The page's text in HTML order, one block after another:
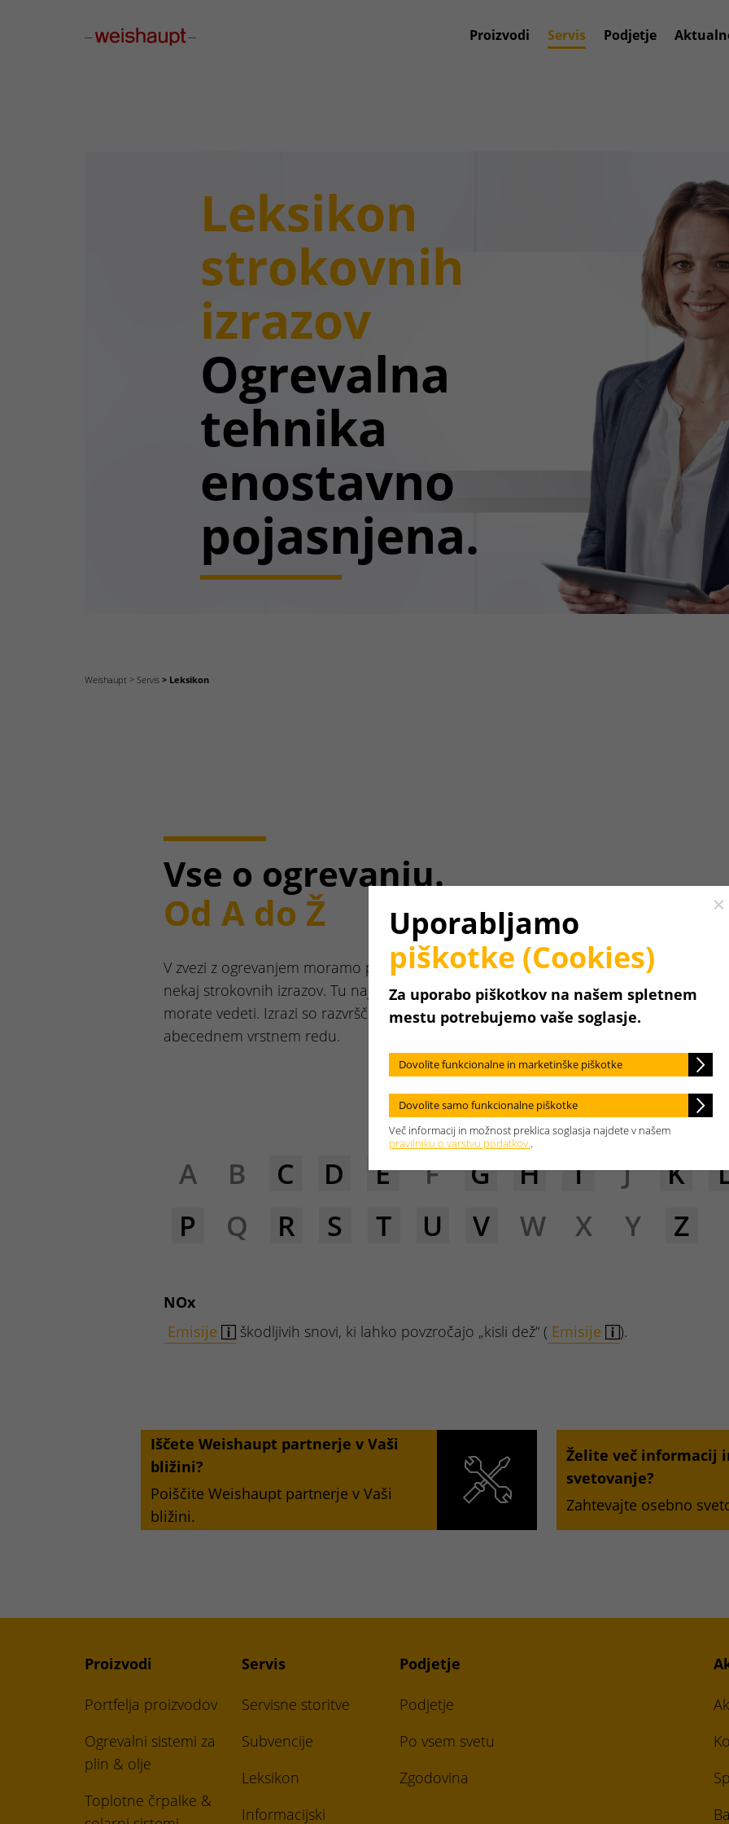
Proizvodi Servis Podjetje
Leksikon
strokovnih
izrazov
Ogrevalna
tehnika
enostavno
pojasnjena.
Weishaupt Servis Leksikon
Vse o ogrevanju.
Od A do Ž
V zvezi z ogrevanjem moramo pojasniti
nekaj strokovnih izrazov. Tu najdete vse, kar
morate vedeti. Izrazi so razvrščeni po
abecednem vrstnem redu.
A B C D E F G H I J K
P
Q R S T U V W X Y Z
NOx
Emisije
škodljivih snovi, ki lahko povzročajo „kisli dež“ ( Emisije ).
Iščete Weishaupt partnerje v Vaši
bližini?
Poiščite Weishaupt partnerje v Vaši
bližini.
Želite več informacij
svetovanje?
Zahtevajte osebno
Proizvodi
Portfelja proizvodov
Ogrevalni sistemi za
plin & olje
Toplotne črpalke &
Servis
Servisne storitve
Subvencije
Leksikon
Informacijski
Podjetje
Podjetje
Po vsem svetu
Zgodovina
Uporabljamo
piškotke (Cookies)
Za uporabo piškotkov na našem spletnem
mestu potrebujemo vaše soglasje.
Dovolite funkcionalne in marketinške piškotke
Dovolite samo funkcionalne piškotke
Več informacij in možnost preklica soglasja najdete v našem
pravilniku o varstvu podatkov..